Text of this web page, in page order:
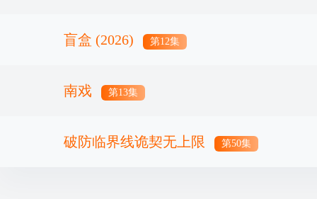
盲盒 (2026) 第12集
南戏 第13集
破防临界线诡契无上限 第50集